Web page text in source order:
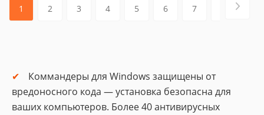
1 2 3 4 5 6 7
Коммандеры для Windows защищены от
вредоносного кода — установка безопасна для
ваших компьютеров. Более 40 антивирусных